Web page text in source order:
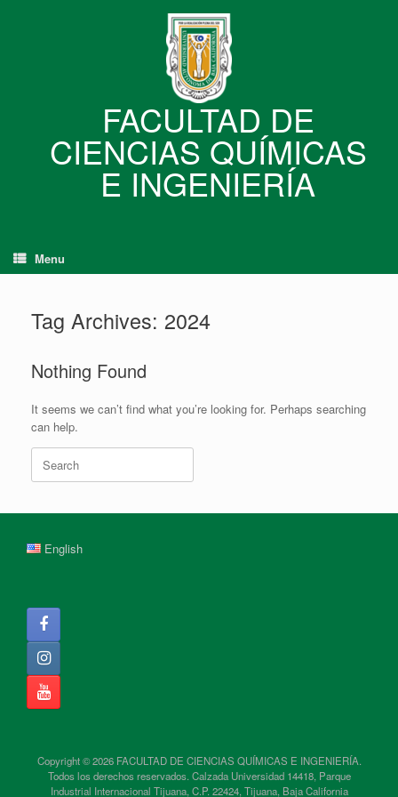
FACULTAD DE
CIENCIAS QUÍMICAS
E INGENIERÍA
Menu
Tag Archives: 2024
Nothing Found
It seems we can’t find what you’re looking for. Perhaps searching
can help.
Search
for:
English
Copyright © 2026 FACULTAD DE CIENCIAS QUÍMICAS E INGENIERÍA.
Todos los derechos reservados. Calzada Universidad 14418, Parque
Industrial Internacional Tijuana, C.P. 22424, Tijuana, Baja California